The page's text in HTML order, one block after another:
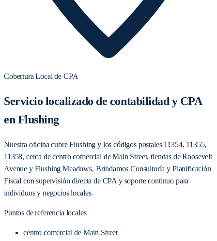
Cobertura Local de CPA
Servicio localizado de contabilidad y CPA
en Flushing
Nuestra oficina cubre Flushing y los códigos postales 11354, 11355,
11358, cerca de centro comercial de Main Street, tiendas de Roosevelt
Avenue y Flushing Meadows. Brindamos Consultoría y Planificación
Fiscal con supervisión directa de CPA y soporte continuo para
individuos y negocios locales.
Puntos de referencia locales
centro comercial de Main Street